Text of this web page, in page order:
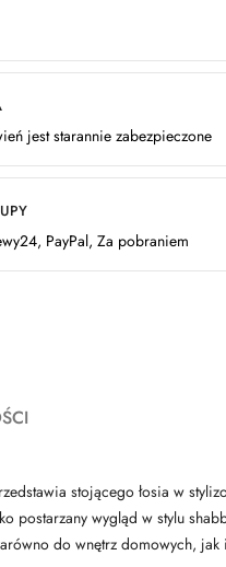
jest starannie zabezpieczone
PayPal, Za pobraniem
stojącego łosia w
postarzany wygląd w stylu
do wnętrz domowych,